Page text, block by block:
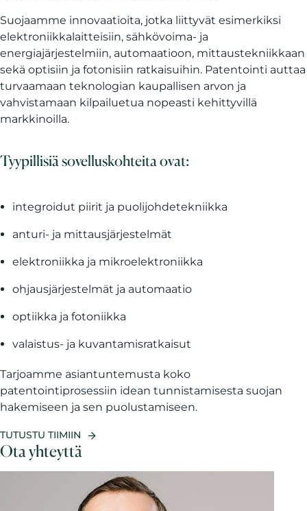
Suojaamme innovaatioita, jotka liittyvät esimerkiksi
elektroniikkalaitteisiin, sähkövoima- ja
energiajärjestelmiin, automaatioon, mittaustekniikkaan
sekä optisiin ja fotonisiin ratkaisuihin. Patentointi auttaa
turvaamaan teknologian kaupallisen arvon ja
vahvistamaan kilpailuetua nopeasti kehittyvillä
markkinoilla.
Tyypillisiä sovelluskohteita ovat:
integroidut piirit ja puolijohdetekniikka
anturi- ja mittausjärjestelmät
elektroniikka ja mikroelektroniikka
ohjausjärjestelmät ja automaatio
optiikka ja fotoniikka
valaistus- ja kuvantamisratkaisut
Tarjoamme asiantuntemusta koko
patentointiprosessiin idean tunnistamisesta suojan
hakemiseen ja sen puolustamiseen.
TUTUSTU TIIMIIN
Ota yhteyttä